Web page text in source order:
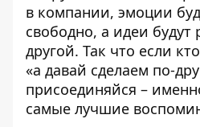
в компании, эмоции
свободно, а идеи будут
другой. Так что если
«а давай сделаем по-
присоединяйся –
самые лучшие